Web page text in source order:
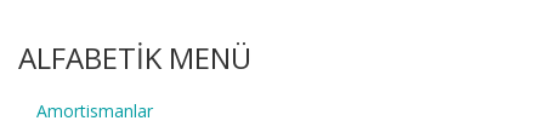
ALFABETİK MENÜ
Amortismanlar